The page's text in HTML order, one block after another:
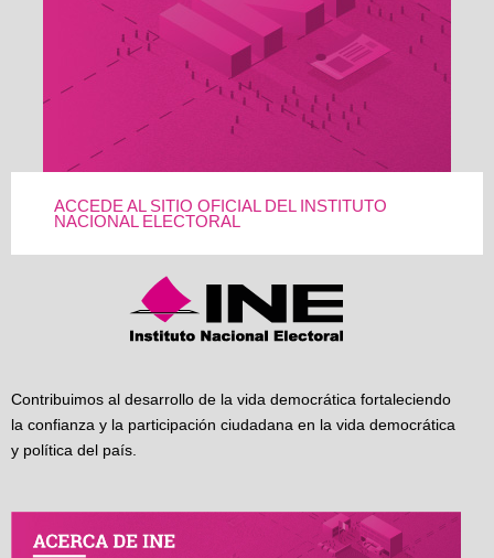
ACCEDE AL SITIO OFICIAL DEL INSTITUTO
NACIONAL ELECTORAL
Contribuimos al desarrollo de la vida democrática fortaleciendo
la confianza y la participación ciudadana en la vida democrática
y política del país.